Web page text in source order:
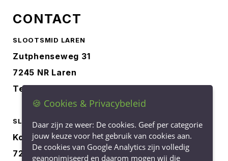
CONTACT
SLOOTSMID LAREN
Zutphenseweg 31
7245 NR Laren
Tel.
SLOOTSMID BORCULO
Korenbree 40a
7271 LH Borculo
🍪 Cookies & Privacybeleid
Daar zijn ze weer: De cookies. Geef per categorie
jouw keuze voor het gebruik van cookies aan.
De cookies van Google Analytics zijn volledig
geanonimiseerd en daarom mogen wij die